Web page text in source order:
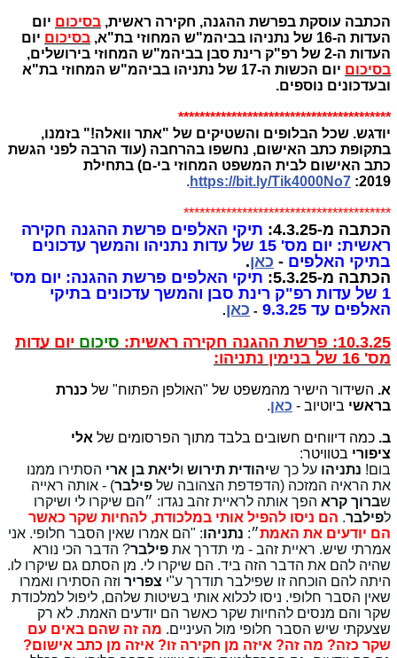
הכתבה עוסקת בפרשת ההגנה, חקירה ראשית, בסיכום יום
העדות ה-16 של נתניהו בביהמ"ש המחוזי בת"א,
בסיכום יום
העדות ה-2 של רפ"ק רינת סבן בביהמ"ש המחוזי בירושלים,
בסיכום
יום הכשות ה-17 של נתניהו בביהמ"ש המחוזי בת"א
ובעדכונים נוספים.
****************************************
יודגש. שכל הבלופים והשטיקים של "אתר וואלה!" בזמנו,
בתקופת כתב האישום, נחשפו בהרחבה (עוד הרבה לפני הגשת
כתב האישום לבית המשפט המחוזי בי-ם) בתחילת
2019:
https://bit.ly/Tik4000No7
.
***************************************
הכתבה מ-4.3.25:
תיקי האלפים פרשת ההגנה חקירה
ראשית: יום מס' 15 של עדות נתניהו והמשך עדכונים
בתיקי האלפים - כאן.
הכתבה מ-5.3.25:
תיקי האלפים פרשת ההגנה: יום מס'
1 של עדות רפ"ק רינת סבן והמשך עדכונים בתיקי
האלפים עד 9.3.25
- כאן.
10.3.25: פרשת ההגנה חקירה ראשית: סיכום יום עדות
מס' 16 של בנימין נתניהו:
א. השידור הישיר מהמשפט של "האולפן הפתוח" של כנרת
בראשי ביוטיוב - כאן.
ב. כמה דיווחים חשובים בלבד מתוך הפרסומים של אלי
ציפורי בטוויטר:
בום! נתניהו על כך שיהודית תירוש וליאת בן ארי הסתירו ממנו
את הראיה המזכה (הדפדפת הצהובה של פילבר) - אותה ראייה
שברוך קרא הפך אותה לראיית זהב נגדו: ״הם שיקרו לי ושיקרו
לפילבר. הם ניסו להפיל אותי במלכודת, להחיות שקר כאשר
הם יודעים את האמת״: נתניהו: "הם אמרו שאין הסבר חלופי. אני
אמרתי שיש. ראיית זהב - מי תדרך את פילבר? הדבר הכי נורא
שהיה להם את הדבר הזה ביד. הם שיקרו לי. מן הסתם גם שיקרו לו.
היתה להם הוכחה זו שפילבר תודרך ע"י צפריר וזה הסתירו ואמרו
שאין הסבר חלופי. ניסו לכלוא אותי בשיטות שלהם, ליפול למלכודת
שקר והם מנסים להחיות שקר כאשר הם יודעים האמת. לא רק
שצעקתי שיש הסבר חלופי מול העיניים. מה זה שהם באים עם
שקר כזה? מה זה? איזה מן חקירה זו? איזה מן כתב אישום?